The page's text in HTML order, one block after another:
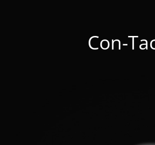
Con-